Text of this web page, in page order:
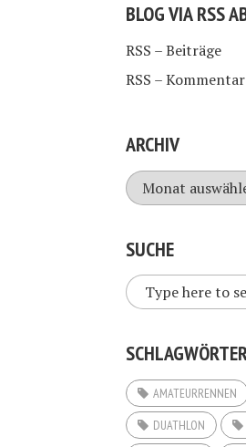
BLOG VIA RSS
RSS – Beiträge
RSS –
ARCHIV
Archiv
SUCHE
AMATEURRENNEN
DUATHLON